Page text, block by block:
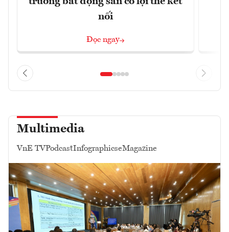
nối
Đọc ngay
Multimedia
VnE TVPodcastInfographicseMagazine